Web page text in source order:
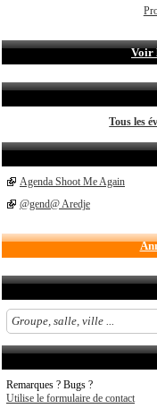
Voir
Tous les
Agenda Shoot Me Again
@gend@ Aredje
Remarques ? Bugs ?
Utilise le formulaire de contact